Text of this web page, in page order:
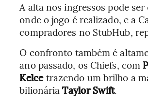
A alta nos ingressos pode
onde o jogo é realizado, e a
compradores no StubHub,
O confronto também é
ano passado, os Chiefs, com
Kelcetrazendo um brilho a
bilionáriaTaylor Swift.